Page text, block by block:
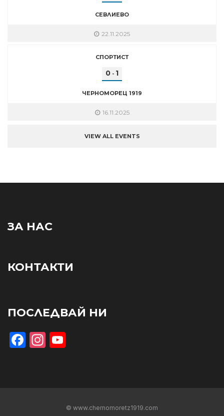
СЕВЛИЕВО
22.11.2025
СПОРТИСТ
0 - 1
ЧЕРНОМОРЕЦ 1919
16.11.2025
VIEW ALL EVENTS
ЗА НАС
КОНТАКТИ
ПОСЛЕДВАЙ НИ
Facebook
Instagram
© www.chernomoretz1919.com